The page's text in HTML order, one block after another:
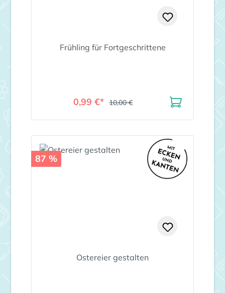
Frühling für Fortgeschrittene
0,99 €* 10,00 €
87 %
Ostereier gestalten